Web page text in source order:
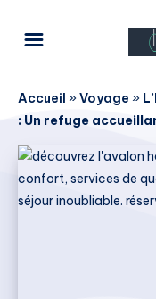
Accueil »Voyage »
: Un refuge